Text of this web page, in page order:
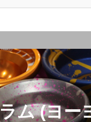
ム (ヨー